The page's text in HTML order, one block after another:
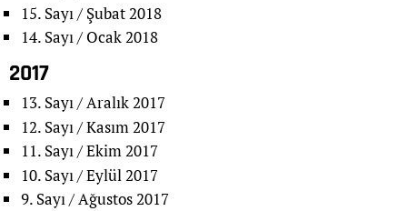
15. Sayı / Şubat 2018
14. Sayı / Ocak 2018
2017
13. Sayı / Aralık 2017
12. Sayı / Kasım 2017
11. Sayı / Ekim 2017
10. Sayı / Eylül 2017
9. Sayı / Ağustos 2017